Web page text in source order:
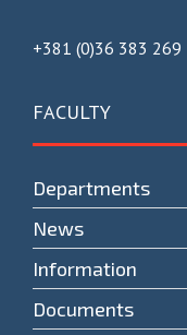
+381 (0)36 383 269
FACULTY
Departments
News
Information
Documents